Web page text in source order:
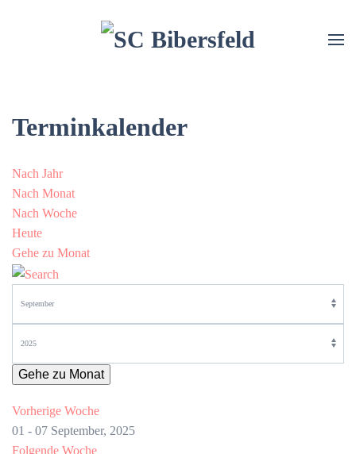
Terminkalender
Nach Jahr
Nach Monat
Nach Woche
Heute
Gehe zu Monat
Gehe zu Monat
Vorherige Woche
01 - 07 September, 2025
Folgende Woche